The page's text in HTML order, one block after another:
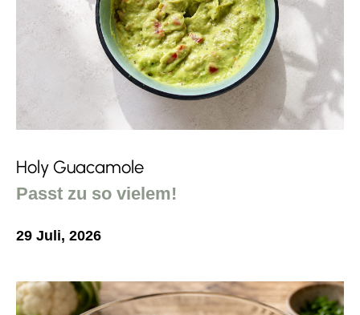
Holy Guacamole
Passt zu so vielem!
29 Juli, 2026